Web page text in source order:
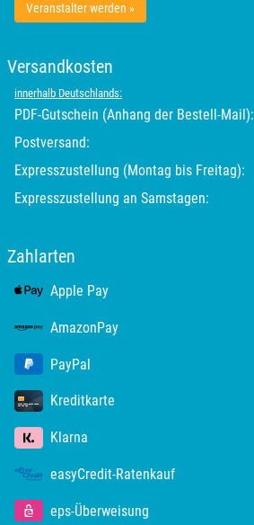
Veranstalter werden »
Versandkosten
innerhalb Deutschlands:
PDF-Gutschein (Anhang der Bestell-Mail):
Postversand:
Expresszustellung (Montag bis Freitag):
Expresszustellung an Samstagen:
Zahlarten
Apple Pay
AmazonPay
PayPal
Kreditkarte
Klarna
easyCredit-Ratenkauf
eps-Überweisung
Seligenstadt
Stade
Stendal
Stettiner Haff
Stormarn